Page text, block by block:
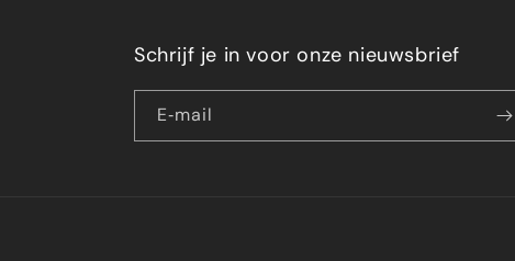
Schrijf je in voor onze nieuwsbrief
E‑mail